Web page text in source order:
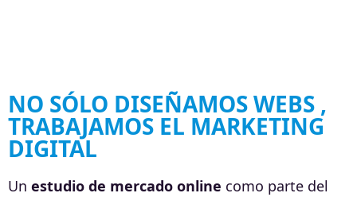
NO SÓLO DISEÑAMOS WEBS ,
TRABAJAMOS EL MARKETING
DIGITAL
Un estudio de mercado online como parte del